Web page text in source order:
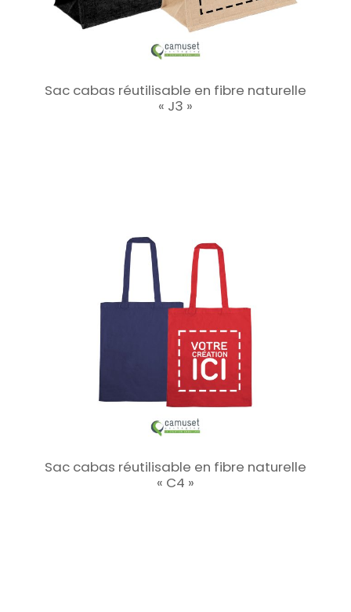
Sac cabas réutilisable en fibre naturelle
« J3 »
Sac cabas réutilisable en fibre naturelle
« C4 »